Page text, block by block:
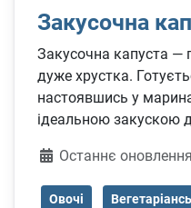
Закусочна
Закусочна капуста —
дуже хрустка.
настоявшись у
ідеальною закускою
ДеталіОстаннє
Овочі